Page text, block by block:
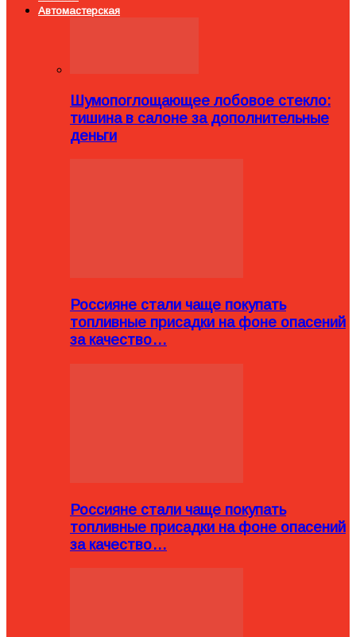
Автомастерская
Шумопоглощающее лобовое стекло:
тишина в салоне за дополнительные
деньги
Россияне стали чаще покупать
топливные присадки на фоне опасений
за качество…
Россияне стали чаще покупать
топливные присадки на фоне опасений
за качество…